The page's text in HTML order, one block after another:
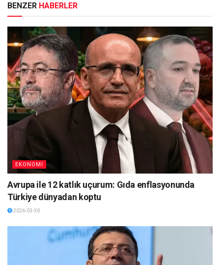
BENZER HABERLER
EKONOMI
Avrupa ile 12 katlık uçurum: Gıda enflasyonunda
Türkiye dünyadan koptu
2026-03-30